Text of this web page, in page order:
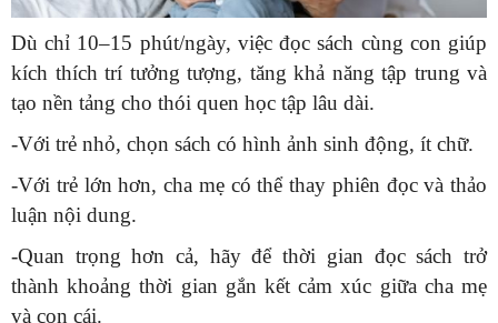
Dù chỉ 10–15 phút/ngày, việc đọc sách cùng con giúp
kích thích trí tưởng tượng, tăng khả năng tập trung và
tạo nền tảng cho thói quen học tập lâu dài.
-Với trẻ nhỏ, chọn sách có hình ảnh sinh động, ít chữ.
-Với trẻ lớn hơn, cha mẹ có thể thay phiên đọc và thảo
luận nội dung.
-Quan trọng hơn cả, hãy để thời gian đọc sách trở
thành khoảng thời gian gắn kết cảm xúc giữa cha mẹ
và con cái.